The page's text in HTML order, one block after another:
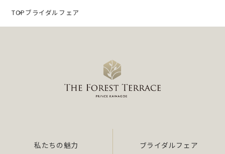
TOPブライダルフェア
私たちの魅力 ブライダルフェア